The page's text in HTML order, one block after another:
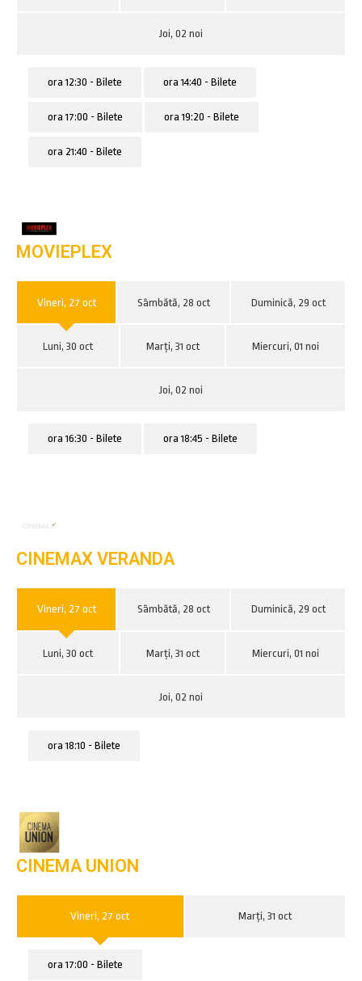
Joi, 02 noi
ora 12:30 - Bilete ora 14:40 - Bilete
ora 17:00 - Bilete ora 19:20 - Bilete
ora 21:40 - Bilete
MOVIEPLEX
Vineri, 27 oct Sâmbătă, 28 oct Duminică, 29 oct
Luni, 30 oct Marți, 31 oct Miercuri, 01 noi
Joi, 02 noi
ora 16:30 - Bilete ora 18:45 - Bilete
CINEMAX VERANDA
Vineri, 27 oct Sâmbătă, 28 oct Duminică, 29 oct
Luni, 30 oct Marți, 31 oct Miercuri, 01 noi
Joi, 02 noi
ora 18:10 - Bilete
CINEMA UNION
Vineri, 27 oct Marți, 31 oct
ora 17:00 - Bilete